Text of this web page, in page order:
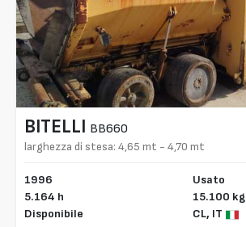
BITELLI BB660
larghezza di stesa: 4,65 mt - 4,70 mt
1996
5.164 h
Disponibile
Usato
15.100 kg
CL, IT